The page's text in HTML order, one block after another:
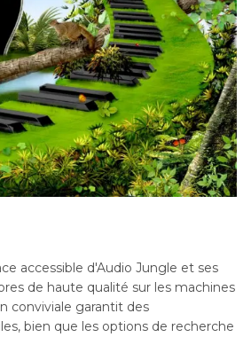
accessible d'Audio Jungle et ses
de haute qualité sur les machines
conviviale garantit des
bien que les options de recherche